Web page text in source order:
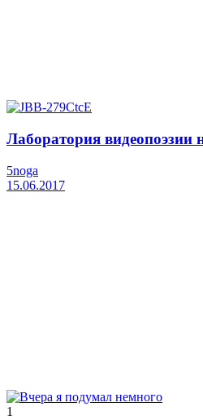
Лаборатория
5noga
15.06.2017
1